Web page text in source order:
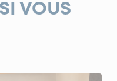
VOUS